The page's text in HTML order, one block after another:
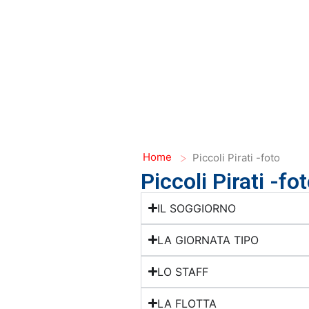
Home > Piccoli Pirati -foto
Piccoli Pirati -
IL SOGGIORNO
LA GIORNATA TIPO
LO STAFF
LA FLOTTA